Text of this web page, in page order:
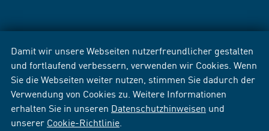
Damit wir unsere Webseiten nutzerfreundlicher gestalten
und fortlaufend verbessern, verwenden wir Cookies. Wenn
Sie die Webseiten weiter nutzen, stimmen Sie dadurch der
Verwendung von Cookies zu. Weitere Informationen
erhalten Sie in unseren Datenschutzhinweisen und
unserer Cookie-Richtlinie